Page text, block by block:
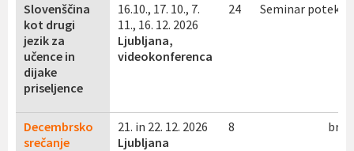
Slovenščina
kot drugi
jezik za
učence in
dijake
priseljence
16.10., 17. 10., 7.
11., 16. 12. 2026
Ljubljana,
videokonferenca
24 Seminar poteka
Decembrsko
srečanje
21. in 22. 12. 2026
Ljubljana
8